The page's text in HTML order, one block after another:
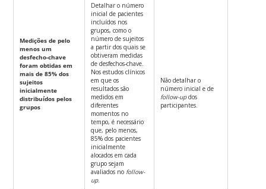
Medições de pelo
menos um
desfecho-chave
foram obtidas em
mais de 85% dos
sujeitos
inicialmente
distribuídos pelos
grupos
Detalhar o número
inicial de pacientes
incluídos nos
grupos, como o
número de sujeitos
a partir dos quais se
obtiveram medidas
de desfechos-chave.
Nos estudos clínicos
em que os
resultados são
medidos em
diferentes
momentos no
tempo, é necessário
que, pelo menos,
85% dos pacientes
inicialmente
alocados em cada
grupo sejam
avaliados no follow-
up.
Não detalhar o
número inicial e de
follow-updos
participantes.